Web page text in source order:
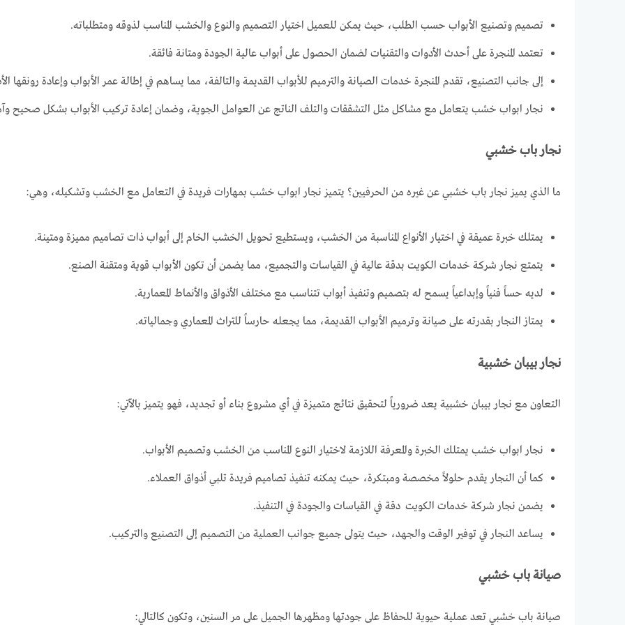
تصميم وتصنيع الأبواب حسب الطلب، حيث يمكن للعميل اختيار التصميم والنوع والخشب المناسب لذوقه ومتطلباته.
تعتمد المنجرة على أحدث الأدوات والتقنيات لضمان الحصول على أبواب عالية الجودة ومتانة فائقة.
إلى جانب التصنيع، تقدم المنجرة خدمات الصيانة والترميم للأبواب القديمة والتالفة، مما يساهم في إطالة عمر الأبواب وإعادة رونقها
نجار ابواب خشب يتعامل مع مشاكل مثل التشققات والتلف الناتج عن العوامل الجوية، وضمان إعادة تركيب الأبواب بشكل صحيح
نجار باب خشبي
ما الذي يميز نجار باب خشبي عن غيره من الحرفيين؟ يتميز نجار ابواب خشب بمهارات فريدة في التعامل مع الخشب وتشكيله، وهي:
يمتلك خبرة عميقة في اختيار الأنواع المناسبة من الخشب، ويستطيع تحويل الخشب الخام إلى أبواب ذات تصاميم مميزة ومتينة.
يتمتع نجار شركة خدمات الكويت بدقة عالية في القياسات والتجميع، مما يضمن أن تكون الأبواب قوية ومتقنة الصنع.
لديه حساً فنياً وإبداعياً يسمح له بتصميم وتنفيذ أبواب تتناسب مع مختلف الأذواق والأنماط المعمارية.
يمتاز النجار بقدرته على صيانة وترميم الأبواب القديمة، مما يجعله حارساً للتراث المعماري وجمالياته.
نجار بيبان خشبية
التعاون مع نجار بيبان خشبية يعد ضرورياً لتحقيق نتائج متميزة في أي مشروع بناء أو تجديد، فهو يتميز بالآتي:
نجار ابواب خشب يمتلك الخبرة والمعرفة اللازمة لاختيار النوع المناسب من الخشب وتصميم الأبواب.
كما أن النجار يقدم حلولاً مخصصة ومبتكرة، حيث يمكنه تنفيذ تصاميم فريدة تلبي أذواق العملاء.
يضمن نجار شركة خدمات الكويت دقة في القياسات والجودة في التنفيذ.
يساعد النجار في توفير الوقت والجهد، حيث يتولى جميع جوانب العملية من التصميم إلى التصنيع والتركيب.
صيانة باب خشبي
صيانة باب خشبي تعد عملية حيوية للحفاظ على جودتها ومظهرها الجميل على مر السنين، وتكون كالتالي: